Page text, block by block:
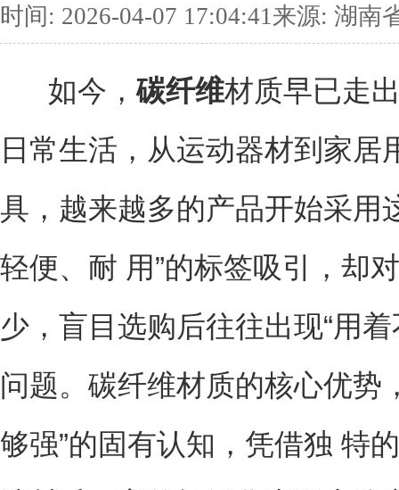
时间: 2026-04-07 17:04:41来源: 湖
如今，碳纤维材质早已走
日常生活，从运动器材到家
具，越来越多的产品开始采用
轻便、耐 用”的标签吸引，却
少，盲目选购后往往出现“用着
问题。碳纤维材质的核心优势
够强”的固有认知，凭借独 特